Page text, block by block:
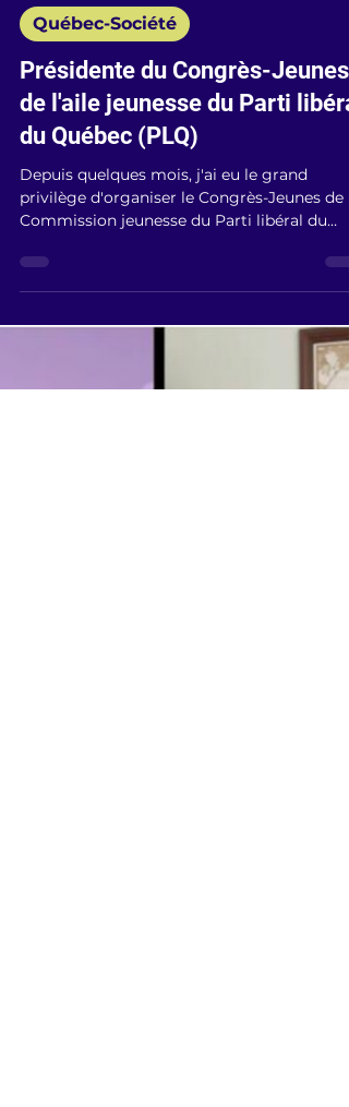
Amanda Fakihi
10 août 2024
1 min de lecture
Québec-Société
Présidente du Congrès-Jeunes
de l'aile jeunesse du Parti
du Québec (PLQ)
Depuis quelques mois, j'ai eu le grand
privilège d'organiser le Congrès-Jeunes de